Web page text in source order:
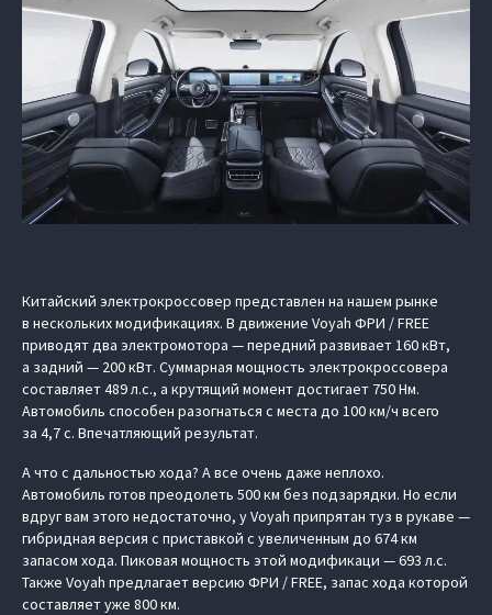
Китайский электрокроссовер представлен на нашем рынке
в нескольких модификациях. В движение Voyah ФРИ / FREE
приводят два электромотора — передний развивает 160 кВт,
а задний — 200 кВт. Суммарная мощность электрокроссовера
составляет 489 л.с., а крутящий момент достигает 750 Нм.
Автомобиль способен разогнаться с места до 100 км/ч всего
за 4,7 с. Впечатляющий результат.
А что с дальностью хода? А все очень даже неплохо.
Автомобиль готов преодолеть 500 км без подзарядки. Но если
вдруг вам этого недостаточно, у Voyah припрятан туз в рукаве —
гибридная версия с приставкой с увеличенным до 674 км
запасом хода. Пиковая мощность этой модификаци — 693 л.с.
Также Voyah предлагает версию ФРИ / FREE, запас хода которой
составляет уже 800 км.